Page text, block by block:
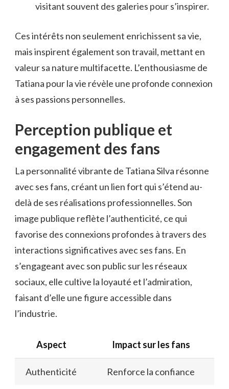
visitant souvent des galeries pour s’inspirer.
Ces intérêts non seulement enrichissent sa vie,
mais inspirent également son travail, mettant en
valeur sa nature multifacette. L’enthousiasme de
Tatiana pour la vie révèle une profonde connexion
à ses passions personnelles.
Perception publique et
engagement des fans
La personnalité vibrante de Tatiana Silva résonne
avec ses fans, créant un lien fort qui s’étend au-
delà de ses réalisations professionnelles. Son
image publique reflète l’authenticité, ce qui
favorise des connexions profondes à travers des
interactions significatives avec ses fans. En
s’engageant avec son public sur les réseaux
sociaux, elle cultive la loyauté et l’admiration,
faisant d’elle une figure accessible dans
l’industrie.
Aspect Impact sur les fans
Authenticité Renforce la confiance